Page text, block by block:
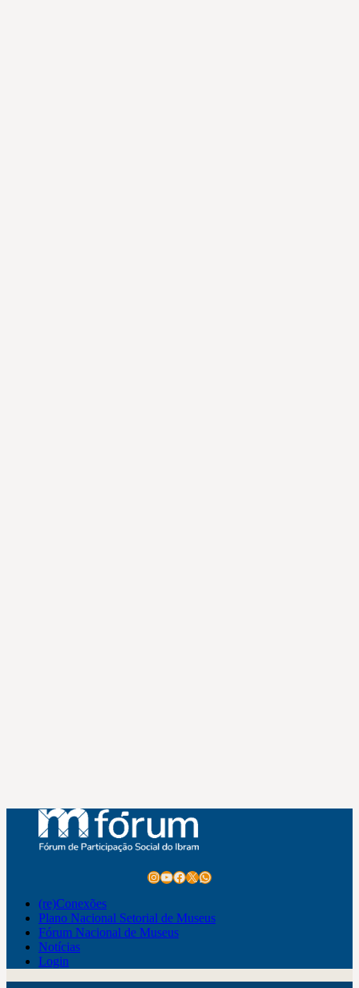
Instagram
Youtube
Facebook
X WhatsApp
(re)Conexões
Plano Nacional Setorial de Museus
Fórum Nacional de Museus
Notícias
Login